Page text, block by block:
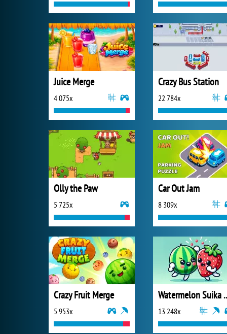
Juice Merge
4 075x
Crazy Bus Station
22 784x
Olly the Paw
5 725x
Car Out Jam
8 309x
Crazy Fruit Merge
5 953x 13 248x